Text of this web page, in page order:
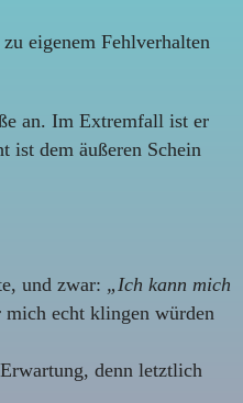
eigenem Fehlverhalten
an. Im Extremfall ist er
ist dem äußeren Schein
und zwar: „Ich kann mich
echt klingen würden
denn letztlich